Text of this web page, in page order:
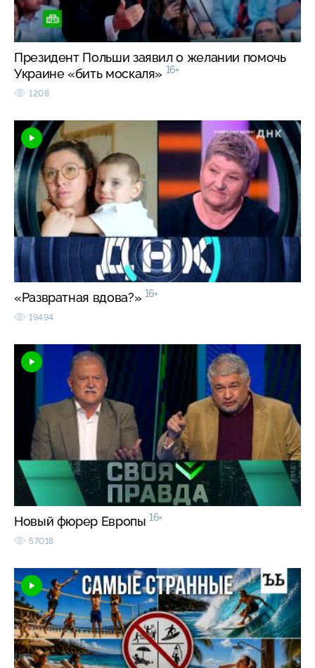
Президент Польши заявил о желании помочь
Украине «бить москаля» 16+
1208
«Развратная вдова?» 16+
19494
Новый фюрер Европы 16+
57018